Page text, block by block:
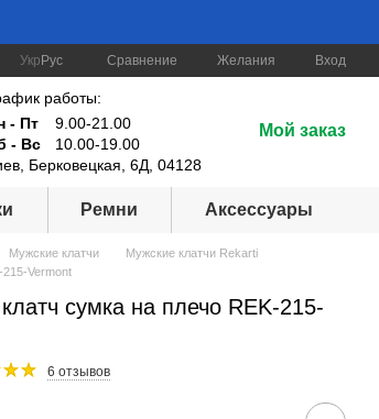
Укр Рус Сравнение Желания Вход
работы:
- Пт
9.00-21.00
- Вс
10.00-19.00
Берковецкая, 6Д, 04128
Мой заказ
Ремни Аксессуары
Мужские клатчи
Мужские клатчи Rekarti
Vermont
сумка на плечо REK-215-
6 отзывов